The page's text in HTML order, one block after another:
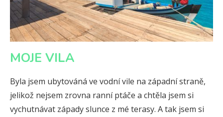
MOJE VILA
Byla jsem ubytováná ve vodní vile na západní straně,
jelikož nejsem zrovna ranní ptáče a chtěla jsem si
vychutnávat západy slunce z mé terasy. A tak jsem si